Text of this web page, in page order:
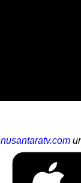
nusantaratv.com